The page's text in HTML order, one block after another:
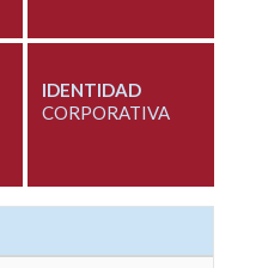
IDENTIDAD
CORPORATIVA